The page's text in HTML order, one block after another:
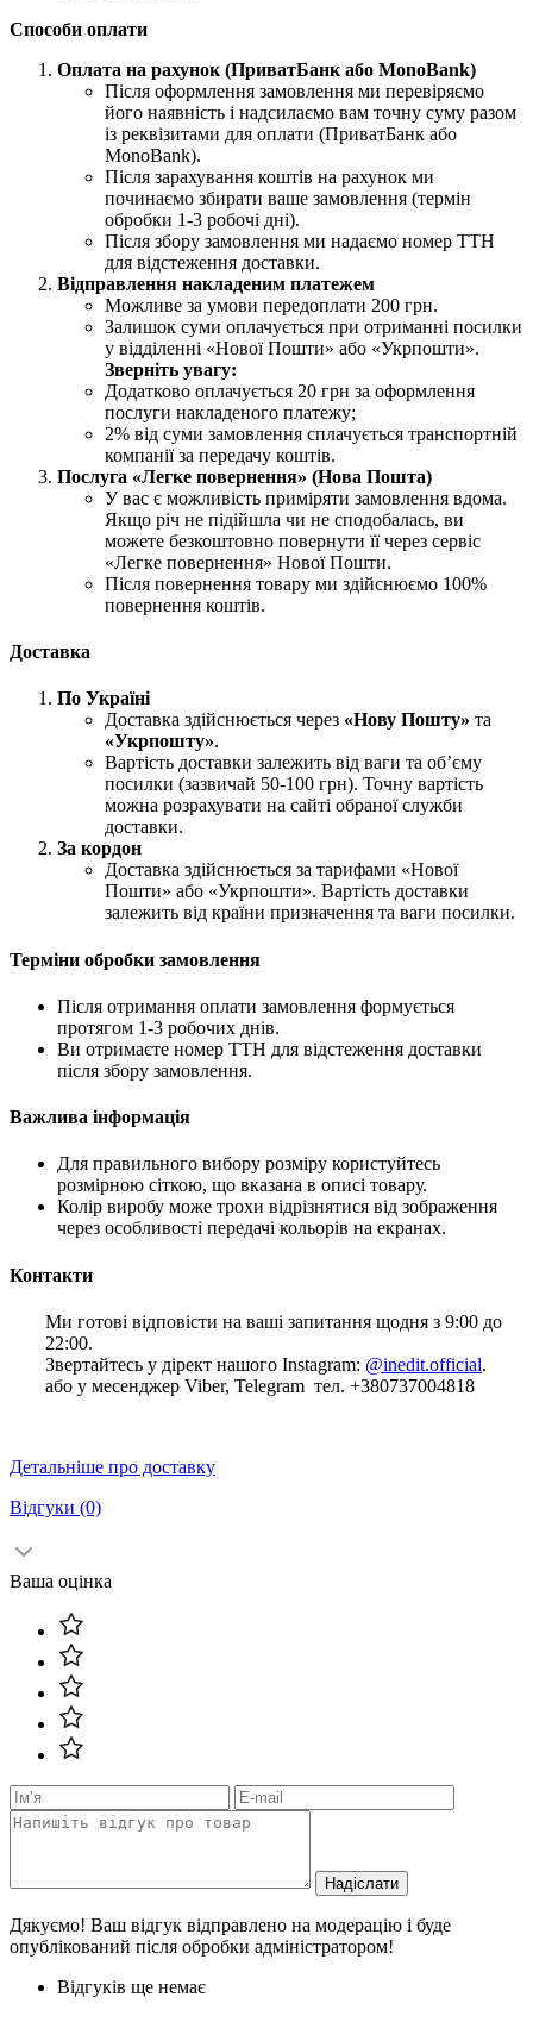
Способи оплати
Оплата на рахунок (ПриватБанк або MonoBank)
Після оформлення замовлення ми перевіряємо
його наявність і надсилаємо вам точну суму разом
із реквізитами для оплати (ПриватБанк або
MonoBank).
Після зарахування коштів на рахунок ми
починаємо збирати ваше замовлення (термін
обробки 1-3 робочі дні).
Після збору замовлення ми надаємо номер ТТН
для відстеження доставки.
Відправлення накладеним платежем
Можливе за умови передоплати 200 грн.
Залишок суми оплачується при отриманні посилки
у відділенні «Нової Пошти» або «Укрпошти».
Зверніть увагу:
Додатково оплачується 20 грн за оформлення
послуги накладеного платежу;
2% від суми замовлення сплачується транспортній
компанії за передачу коштів.
Послуга «Легке повернення» (Нова Пошта)
У вас є можливість приміряти замовлення вдома.
Якщо річ не підійшла чи не сподобалась, ви
можете безкоштовно повернути її через сервіс
«Легке повернення» Нової Пошти.
Після повернення товару ми здійснюємо 100%
повернення коштів.
Доставка
По Україні
Доставка здійснюється через «Нову Пошту» та
«Укрпошту».
Вартість доставки залежить від ваги та об’єму
посилки (зазвичай 50-100 грн). Точну вартість
можна розрахувати на сайті обраної служби
доставки.
За кордон
Доставка здійснюється за тарифами «Нової
Пошти» або «Укрпошти». Вартість доставки
залежить від країни призначення та ваги посилки.
Терміни обробки замовлення
Після отримання оплати замовлення формується
протягом 1-3 робочих днів.
Ви отримаєте номер ТТН для відстеження доставки
після збору замовлення.
Важлива інформація
Для правильного вибору розміру користуйтесь
розмірною сіткою, що вказана в описі товару.
Колір виробу може трохи відрізнятися від зображення
через особливості передачі кольорів на екранах.
Контакти
Ми готові відповісти на ваші запитання щодня з 9:00 до
22:00.
Звертайтесь у дірект нашого Instagram: @inedit.official.
або у месенджер Viber, Telegram тел. +380737004818
Детальніше про доставку
Відгуки (0)
Ваша оцінка
Надіслати
Дякуємо! Ваш відгук відправлено на модерацію і буде
опублікований після обробки адміністратором!
Відгуків ще немає